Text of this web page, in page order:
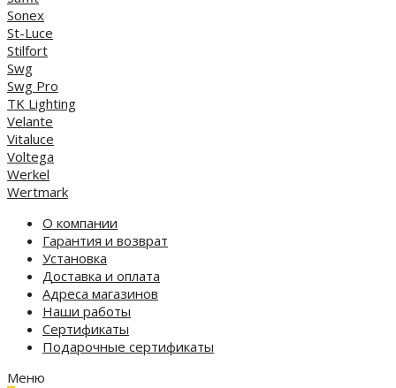
Sonex
St-Luce
Stilfort
Swg
Swg Pro
TK Lighting
Velante
Vitaluce
Voltega
Werkel
Wertmark
О компании
Гарантия и возврат
Установка
Доставка и оплата
Адреса магазинов
Наши работы
Сертификаты
Подарочные сертификаты
Меню